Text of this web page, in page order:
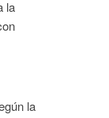
la
la